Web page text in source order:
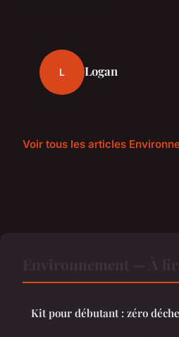
L Logan
Voir tous les articles
Kit pour débutant : zéro